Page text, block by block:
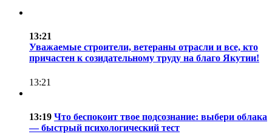
13:21
Уважаемые строители, ветераны отрасли и все, кто
причастен к созидательному труду на благо Якутии!
13:21
13:19 Что беспокоит твое подсознание: выбери облака
— быстрый психологический тест